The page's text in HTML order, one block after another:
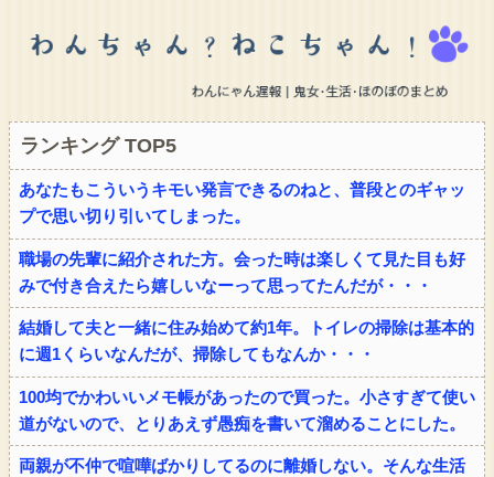
ランキング TOP5
あなたもこういうキモい発言できるのねと、普段とのギャッ
プで思い切り引いてしまった。
職場の先輩に紹介された方。会った時は楽しくて見た目も好
みで付き合えたら嬉しいなーって思ってたんだが・・・
結婚して夫と一緒に住み始めて約1年。トイレの掃除は基本的
に週1くらいなんだが、掃除してもなんか・・・
100均でかわいいメモ帳があったので買った。小さすぎて使い
道がないので、とりあえず愚痴を書いて溜めることにした。
両親が不仲で喧嘩ばかりしてるのに離婚しない。そんな生活